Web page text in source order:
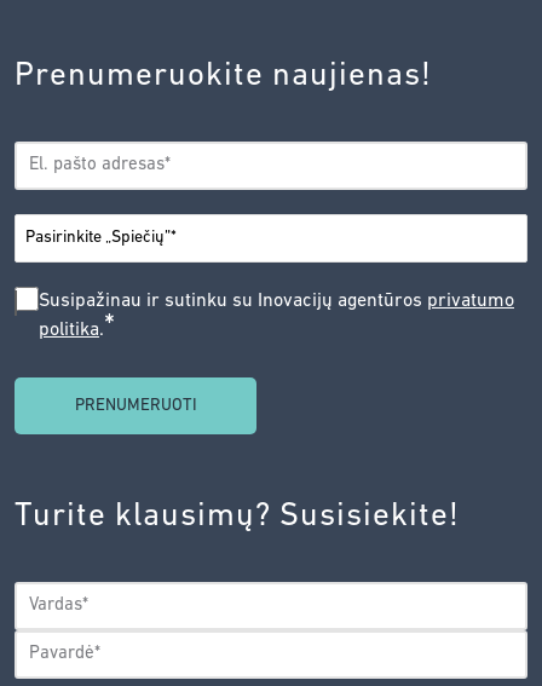
Prenumeruokite naujienas!
EL.
PAŠTAS*
MIESTAS*
SUSIPAŽINAU
SUTINKU
AGENTŪROS
PRIVATUMO
POLITIKA.*
Susipažinau ir sutinku su Inovacijų agentūros privatumo
politika.*
Turite klausimų? Susisiekite!
VARDAS*
Vardas